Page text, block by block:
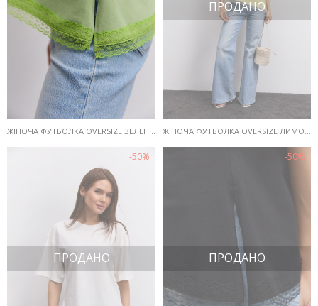
ЖІНОЧА ФУТБОЛКА OVERSIZE ЗЕЛЕНА З АСИМЕТРИЧНИМ НИЗОМ З МЕРЕЖИВОМ
ПРОДАНО
ЖІНОЧА ФУТБОЛКА OVERSIZE ЛИМОННА З АСИМЕТРИЧНИМ НИЗОМ З МЕРЕЖИВОМ
-50%
ПРОДАНО
-50%
ПРОДАНО